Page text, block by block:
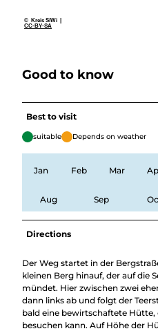
© Kreis SiWi |
CC-BY-SA
Good to know
Best to visit
suitable Depends on weather
Jan Feb Mar
Aug Sep
Directions
Der Weg startet in der
kleinen Berg hinauf, der auf die
mündet. Hier zwischen zwei
dann links ab und folgt der
bald eine bewirtschaftete
besuchen kann. Auf Höhe der